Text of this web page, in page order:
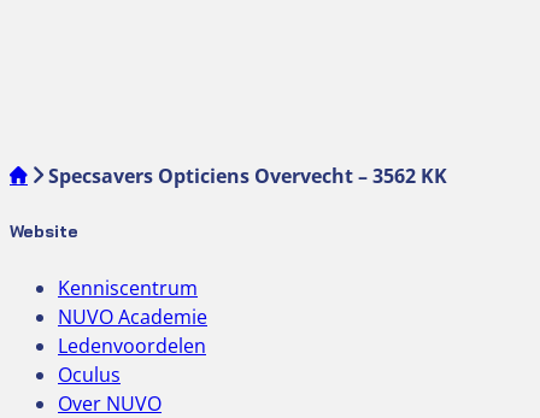
Specsavers Opticiens Overvecht – 3562 KK
Website
Kenniscentrum
NUVO Academie
Ledenvoordelen
Oculus
Over NUVO